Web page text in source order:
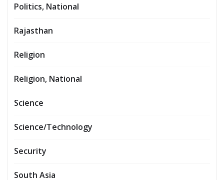
Politics, National
Rajasthan
Religion
Religion, National
Science
Science/Technology
Security
South Asia